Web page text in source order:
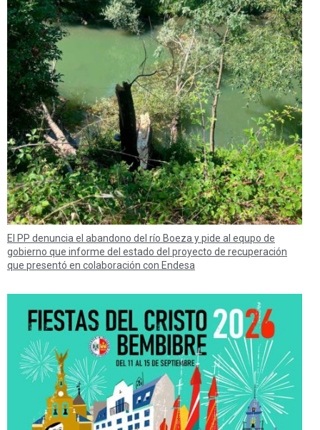
El PP denuncia el abandono del río Boeza y pide al equpo de
gobierno que informe del estado del proyecto de recuperación
que presentó en colaboración con Endesa